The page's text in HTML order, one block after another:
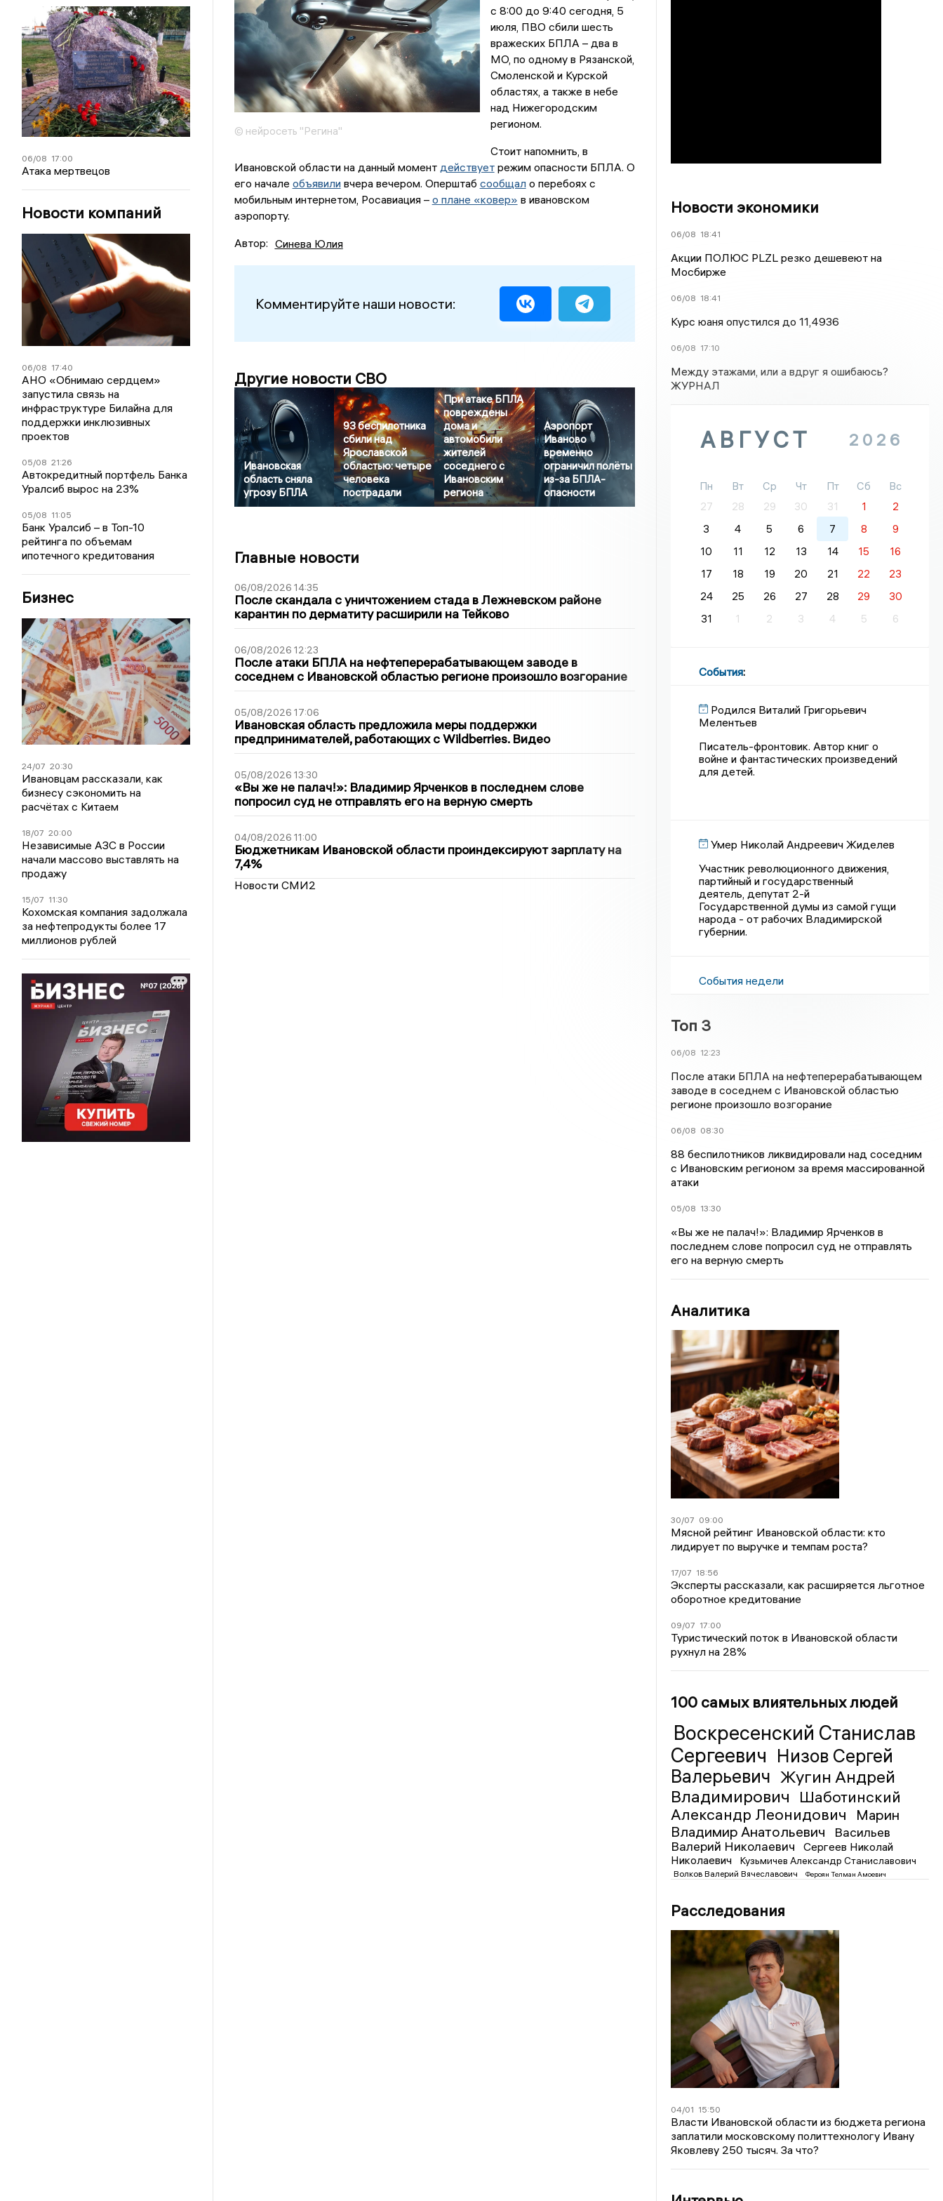
06/08 17:00
Атака мертвецов
Новости компаний
06/08 17:40
АНО «Обнимаю сердцем»
запустила связь на
инфраструктуре Билайна для
поддержки инклюзивных
проектов
05/08 21:26
Автокредитный портфель Банка
Уралсиб вырос на 23%
05/08 11:05
Банк Уралсиб – в Топ-10
рейтинга по объемам
ипотечного кредитования
Бизнес
24/07 20:30
Ивановцам рассказали, как
бизнесу сэкономить на
расчётах с Китаем
18/07 20:00
Независимые АЗС в России
начали массово выставлять на
продажу
15/07 11:30
Кохомская компания задолжала
за нефтепродукты более 17
миллионов рублей
© нейросеть "Регина"
с 8:00 до 9:40 сегодня, 5
июля, ПВО сбили шесть
вражеских БПЛА – два в
МО, по одному в Рязанской,
Смоленской и Курской
областях, а также в небе
над Нижегородским
регионом.
Стоит напомнить, в
Ивановской области на данный момент действуетрежим опасности БПЛА. О
его начале объявиливчера вечером. Оперштаб сообщало перебоях с
мобильным интернетом, Росавиация – о плане «ковер» в ивановском
аэропорту.
Автор: Синева Юлия
Комментируйте наши новости:
Другие новости СВО
Ивановская
область сняла
угрозу БПЛА
93 беспилотника
сбили над
Ярославской
областью: четыре
человека
пострадали
При атаке БПЛА
повреждены
дома и
автомобили
жителей
соседнего с
Ивановским
региона
Аэропорт
Иваново
временно
ограничил полёты
из-за БПЛА-
опасности
Главные новости
06/08/2026 14:35
После скандала с уничтожением стада в Лежневском районе
карантин по дерматиту расширили на Тейково
06/08/2026 12:23
После атаки БПЛА на нефтеперерабатывающем заводе в
соседнем с Ивановской областью регионе произошло возгорание
05/08/2026 17:06
Ивановская область предложила меры поддержки
предпринимателей, работающих с Wildberries. Видео
05/08/2026 13:30
«Вы же не палач!»: Владимир Ярченков в последнем слове
попросил суд не отправлять его на верную смерть
04/08/2026 11:00
Бюджетникам Ивановской области проиндексируют зарплату на
7,4%
Новости СМИ2
Новости экономики
06/08 18:41
Акции ПОЛЮС PLZL резко дешевеют на
Мосбирже
06/08 18:41
Курс юаня опустился до 11,4936
06/08 17:10
Между этажами, или а вдруг я ошибаюсь?
ЖУРНАЛ
АВГУСТ 2026
Пн Вт Ср Чт Пт Сб
Вс
27
28 29 30 31 1
2
3
4 5 6 7 8
9
10
11 12 13 14 15
16
17
18 19 20 21 22
23
24
25 26 27 28 29
30
31
1 2 3 4 5 6
События:
Родился Виталий Григорьевич
Мелентьев
Писатель-фронтовик. Автор книг о
войне и фантастических произведений
для детей.
Умер Николай Андреевич Жиделев
Участник революционного движения,
партийный и государственный
деятель, депутат 2-й
Государственной думы из самой гущи
народа - от рабочих Владимирской
губернии.
События недели
Топ 3
06/08 12:23
После атаки БПЛА на нефтеперерабатывающем
заводе в соседнем с Ивановской областью
регионе произошло возгорание
06/08 08:30
88 беспилотников ликвидировали над соседним
с Ивановским регионом за время массированной
атаки
05/08 13:30
«Вы же не палач!»: Владимир Ярченков в
последнем слове попросил суд не отправлять
его на верную смерть
Аналитика
30/07 09:00
Мясной рейтинг Ивановской области: кто
лидирует по выручке и темпам роста?
17/07 18:56
Эксперты рассказали, как расширяется льготное
оборотное кредитование
09/07 17:00
Туристический поток в Ивановской области
рухнул на 28%
100 самых влиятельных людей
Воскресенский Станислав
Сергеевич Низов Сергей
Валерьевич Жугин Андрей
Владимирович
Шаботинский
Александр Леонидович
Марин
Владимир Анатольевич
Васильев
Валерий Николаевич
Сергеев Николай
Николаевич
Кузьмичев Александр Станиславович
Волков Валерий Вячеславович Фероян Телман Амоевич
Расследования
04/01 15:50
Власти Ивановской области из бюджета региона
заплатили московскому политтехнологу Ивану
Яковлеву 250 тысяч. За что?